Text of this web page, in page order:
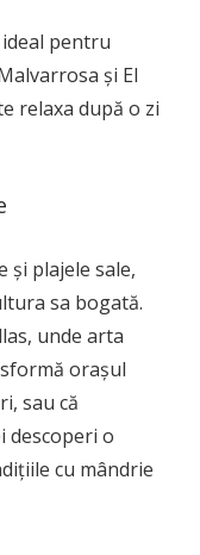
ideal pentru
și El
relaxa după o zi
și plajele sale,
sa bogată.
unde arta
orașul
sau că
descoperi o
cu mândrie